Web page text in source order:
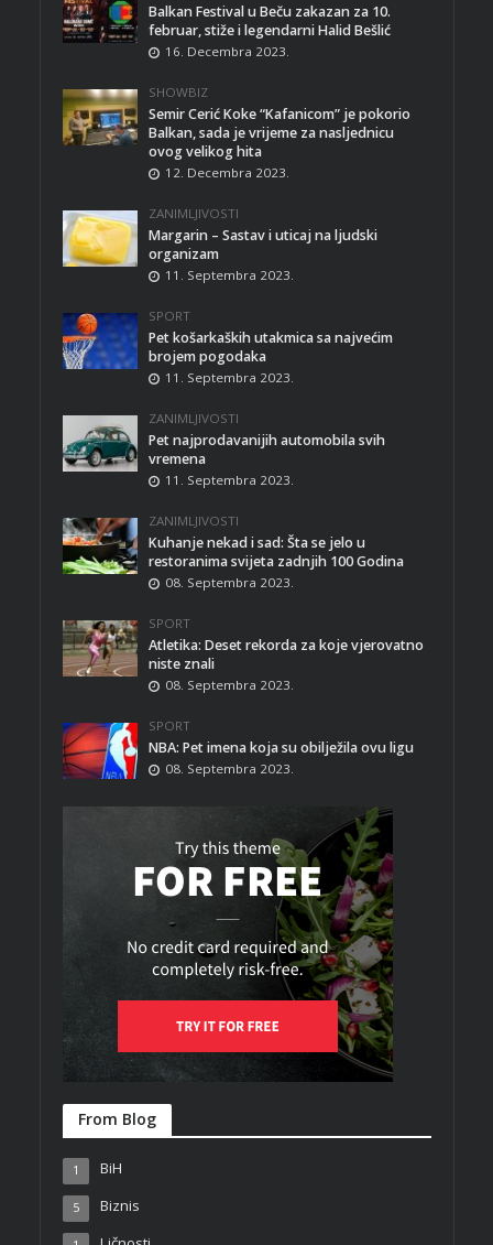
Balkan Festival u Beču zakazan za 10.
februar, stiže i legendarni Halid Bešlić
16. Decembra 2023.
SHOWBIZ
Semir Cerić Koke “Kafanicom” je pokorio
Balkan, sada je vrijeme za nasljednicu
ovog velikog hita
12. Decembra 2023.
ZANIMLJIVOSTI
Margarin – Sastav i uticaj na ljudski
organizam
11. Septembra 2023.
SPORT
Pet košarkaških utakmica sa najvećim
brojem pogodaka
11. Septembra 2023.
ZANIMLJIVOSTI
Pet najprodavanijih automobila svih
vremena
11. Septembra 2023.
ZANIMLJIVOSTI
Kuhanje nekad i sad: Šta se jelo u
restoranima svijeta zadnjih 100 Godina
08. Septembra 2023.
SPORT
Atletika: Deset rekorda za koje vjerovatno
niste znali
08. Septembra 2023.
SPORT
NBA: Pet imena koja su obilježila ovu ligu
08. Septembra 2023.
From Blog
BiH
1
Biznis
5